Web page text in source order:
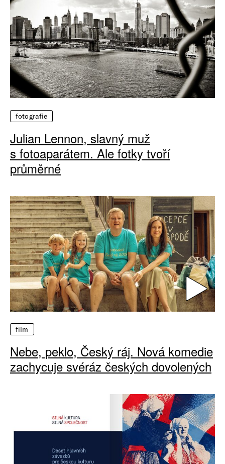
fotografie
Julian Lennon, slavný muž
s fotoaparátem. Ale fotky tvoří
průměrné
film
Nebe, peklo, Český ráj. Nová komedie
zachycuje svéráz českých dovolených